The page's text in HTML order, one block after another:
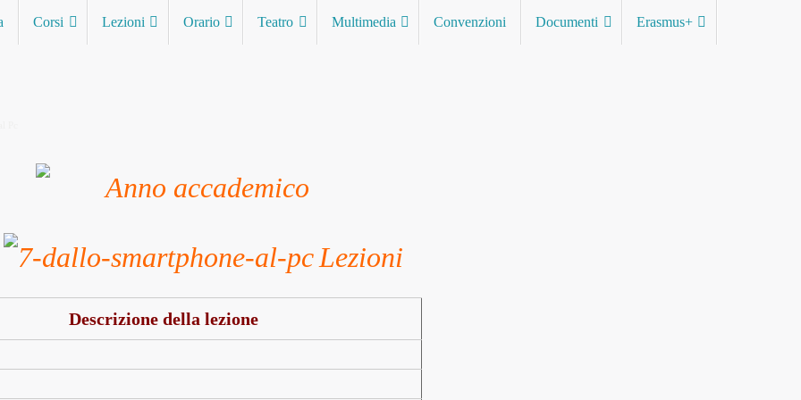
Corsi Lezioni Orario Teatro Multimedia Convenzioni Documenti Erasmus+
Lezioni
Descrizione della lezione